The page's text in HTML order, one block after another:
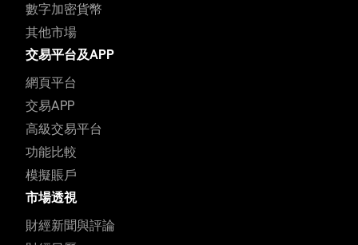
數字加密貨幣
其他市場
交易平台及APP
網頁平台
交易APP
高級交易平台
功能比較
模擬賬戶
市場透視
財經新聞與評論